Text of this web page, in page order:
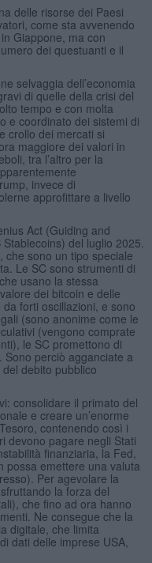
delle risorse dei Paesi
come sta avvenendo
Giappone, ma con
dei questuanti e il
selvaggia dell’economia
di quelle della crisi del
tempo e con molta
e coordinato dei sistemi di
crollo dei mercati si
maggiore dei valori in
tra l’altro per la
invece di
approfittare a livello
Act (Guiding and
del luglio 2025.
che sono un tipo speciale
Le SC sono strumenti di
usano la stessa
dei bitcoin e delle
forti oscillazioni, e sono
(sono anonime come le
(vengono comprate
le SC promettono di
perciò agganciate a
debito pubblico
consolidare il primato del
e creare un’enorme
contenendo così i
devono pagare negli Stati
finanziaria, la Fed,
possa emettere una valuta
Per agevolare la
la forza del
che fino ad ora hanno
Ne consegue che la
digitale, che limita
dati delle imprese USA,